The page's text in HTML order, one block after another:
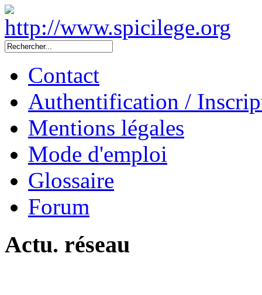
Contact
Authentification /
Mentions légales
Mode d'emploi
Glossaire
Forum
Actu. réseau